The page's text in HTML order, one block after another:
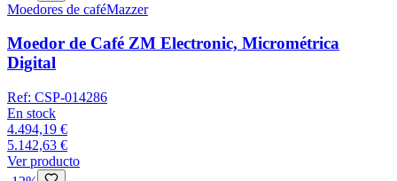
Moedores de caféMazzer
Moedor de Café ZM Electronic, Micrométrica
Digital
Ref: CSP-014286
En stock
4.494,19 €
5.142,63 €
Ver producto